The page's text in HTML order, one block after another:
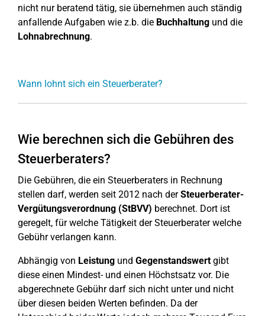
nicht nur beratend tätig, sie übernehmen auch ständig
anfallende Aufgaben wie z.b. die Buchhaltung und die
Lohnabrechnung.
Wann lohnt sich ein Steuerberater?
Wie berechnen sich die Gebühren des
Steuerberaters?
Die Gebühren, die ein Steuerberaters in Rechnung
stellen darf, werden seit 2012 nach derSteuerberater-
Vergütungsverordnung (StBVV) berechnet. Dort ist
geregelt, für welche Tätigkeit der Steuerberater welche
Gebühr verlangen kann.
Abhängig von Leistung und Gegenstandswertgibt
diese einen Mindest- und einen Höchstsatz vor. Die
abgerechnete Gebühr darf sich nicht unter und nicht
über diesen beiden Werten befinden. Da der